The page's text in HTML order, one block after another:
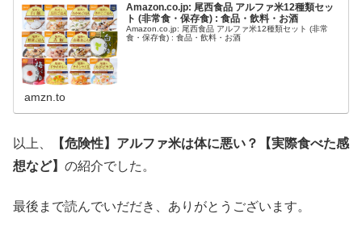
Amazon.co.jp: 尾西食品 アルファ米12種類セッ
ト (非常食・保存食) : 食品・飲料・お酒
Amazon.co.jp: 尾西食品 アルファ米12種類セット (非常
食・保存食) : 食品・飲料・お酒
amzn.to
以上、
【危険性】アルファ米は体に悪い？【実際食べた感
想など】 の紹介でした。
最後まで読んでいだだき、ありがとうございます。